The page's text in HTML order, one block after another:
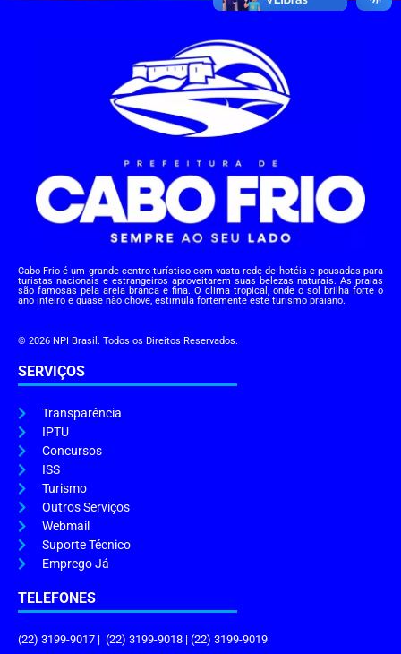
Cabo Frio é um grande centro turístico com vasta rede de hotéis e pousadas para
turistas nacionais e estrangeiros aproveitarem suas belezas naturais. As praias
são famosas pela areia branca e fina. O clima tropical, onde o sol brilha forte o
ano inteiro e quase não chove, estimula fortemente este turismo praiano.
© 2026 NPI Brasil. Todos os Direitos Reservados.
SERVIÇOS
Transparência
IPTU
Concursos
ISS
Turismo
Outros Serviços
Webmail
Suporte Técnico
Emprego Já
TELEFONES
(22) 3199-9017 | (22) 3199-9018 | (22) 3199-9019